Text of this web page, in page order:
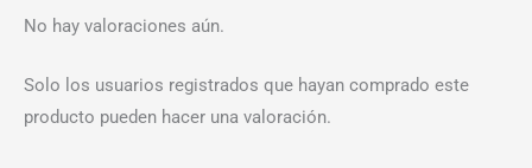
No hay valoraciones aún.
Solo los usuarios registrados que hayan comprado este
producto pueden hacer una valoración.